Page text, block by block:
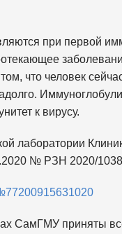
при первой
что человек
к вирусу.
лаборатории
№ РЗН 2020/
СамГМУ приняты